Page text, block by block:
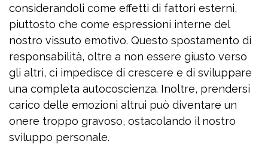
considerandoli come effetti di fattori esterni,
piuttosto che come espressioni interne del
nostro vissuto emotivo. Questo spostamento di
responsabilità, oltre a non essere giusto verso
gli altri, ci impedisce di crescere e di sviluppare
una completa autocoscienza. Inoltre, prendersi
carico delle emozioni altrui può diventare un
onere troppo gravoso, ostacolando il nostro
sviluppo personale.